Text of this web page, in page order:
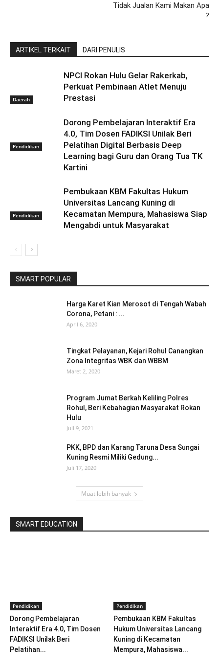
Tidak Jualan Kami Makan Apa
?
ARTIKEL TERKAIT DARI PENULIS
Daerah
NPCI Rokan Hulu Gelar Rakerkab,
Perkuat Pembinaan Atlet Menuju
Prestasi
Pendidikan
Dorong Pembelajaran Interaktif Era
4.0, Tim Dosen FADIKSI Unilak Beri
Pelatihan Digital Berbasis Deep
Learning bagi Guru dan Orang Tua TK
Kartini
Pendidikan
Pembukaan KBM Fakultas Hukum
Universitas Lancang Kuning di
Kecamatan Mempura, Mahasiswa Siap
Mengabdi untuk Masyarakat
SMART POPULAR
Harga Karet Kian Merosot di Tengah Wabah
Corona, Petani : ...
April 6, 2020
Tingkat Pelayanan, Kejari Rohul Canangkan
Zona Integritas WBK dan WBBM
Maret 2, 2020
Program Jumat Berkah Keliling Polres
Rohul, Beri Kebahagian Masyarakat Rokan
Hulu
Juli 9, 2021
PKK, BPD dan Karang Taruna Desa Sungai
Kuning Resmi Miliki Gedung...
Juli 17, 2020
Muat lebih banyak
SMART EDUCATION
Pendidikan
Dorong Pembelajaran
Interaktif Era 4.0, Tim Dosen
FADIKSI Unilak Beri
Pelatihan...
Pendidikan
Pembukaan KBM Fakultas
Hukum Universitas Lancang
Kuning di Kecamatan
Mempura, Mahasiswa...